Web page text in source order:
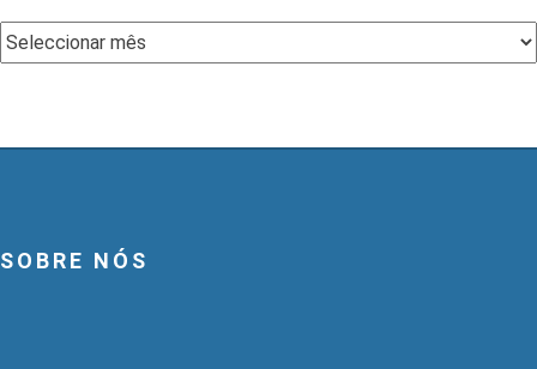
Arquivo
SOBRE NÓS